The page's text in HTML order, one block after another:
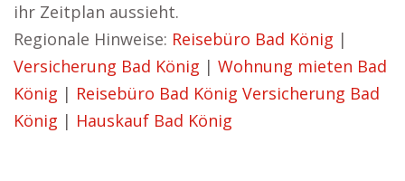
ihr Zeitplan aussieht.
Regionale Hinweise: Reisebüro Bad König |
Versicherung Bad König | Wohnung mieten Bad
König | Reisebüro Bad König Versicherung Bad
König | Hauskauf Bad König